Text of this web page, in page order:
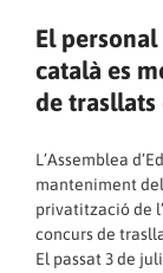
El
català es
de trasllats
L’Assemblea
manteniment
privatització de
concurs de
El passat 3 de